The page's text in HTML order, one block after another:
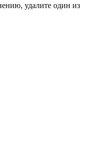
удалите один из